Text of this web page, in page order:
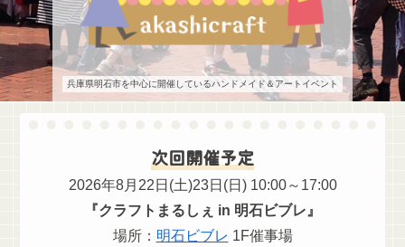
兵庫県明石市を中心に開催しているハンドメイド＆アートイベント
次回開催予定
2026年8月22日(土)23日(日) 10:00～17:00
『クラフトまるしぇ in 明石ビブレ』
場所： 明石ビブレ 1F催事場